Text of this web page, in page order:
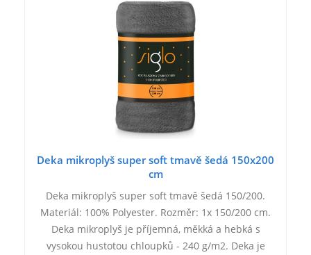
Deka mikroplyš super soft tmavě šedá 150x200
cm
Deka mikroplyš super soft tmavě šedá 150/200.
Materiál: 100% Polyester. Rozměr: 1x 150/200 cm.
Deka mikroplyš je příjemná, měkká a hebká s
vysokou hustotou chloupků - 240 g/m2. Deka je